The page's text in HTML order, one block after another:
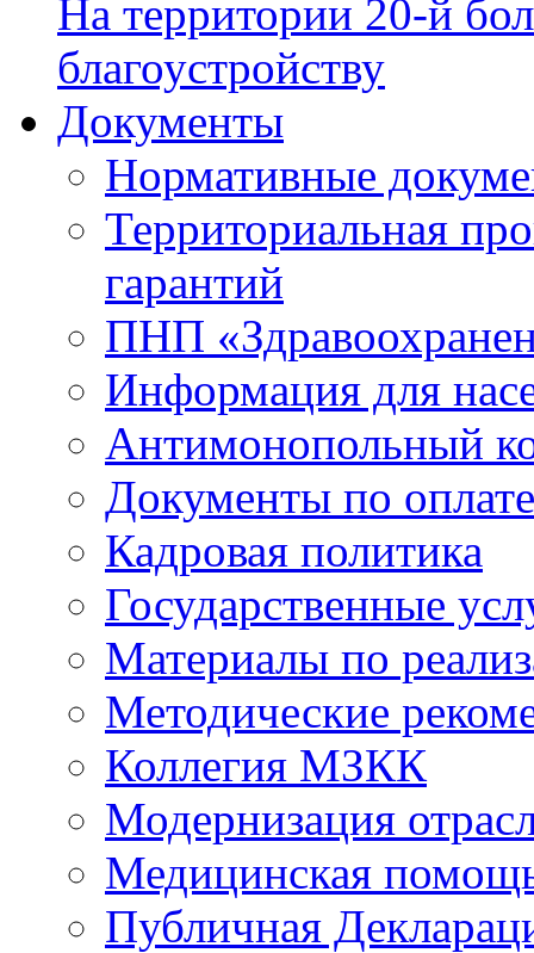
На территории 20-й
благоустройству
Документы
Нормативные
Территориальная
гарантий
ПНП
Информация для
Антимонопольный
Документы по
Кадровая политика
Государственные
Материалы по
Методические
Коллегия МЗКК
Модернизация
Медицинская
Публичная